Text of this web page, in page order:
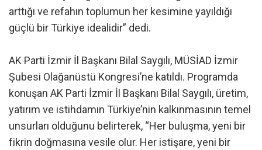
arttığı ve refahın toplumun her kesimine yayıldığı
güçlü bir Türkiye idealidir” dedi.
AK Parti İzmir İl Başkanı Bilal Saygılı, MÜSİAD İzmir
Şubesi Olağanüstü Kongresi’ne katıldı. Programda
konuşan AK Parti İzmir İl Başkanı Bilal Saygılı, üretim,
yatırım ve istihdamın Türkiye’nin kalkınmasının temel
unsurları olduğunu belirterek, “Her buluşma, yeni bir
fikrin doğmasına vesile olur. Her istişare, yeni bir